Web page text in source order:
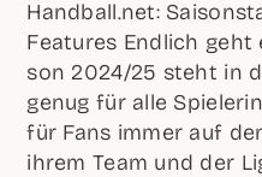
Handball.net:
Fea­tures End­lich
son 2024/25 steht in
genug für alle
für Fans immer auf
ihrem Team und der